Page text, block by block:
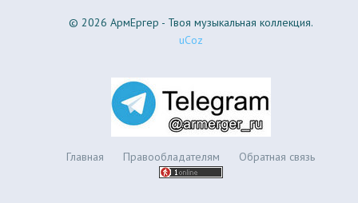
© 2026 АрмЕргер - Твоя музыкальная коллекция.
uCoz
Главная Правообладателям Обратная связь